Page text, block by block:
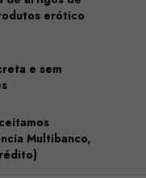
erótico
e sem
Multibanco,